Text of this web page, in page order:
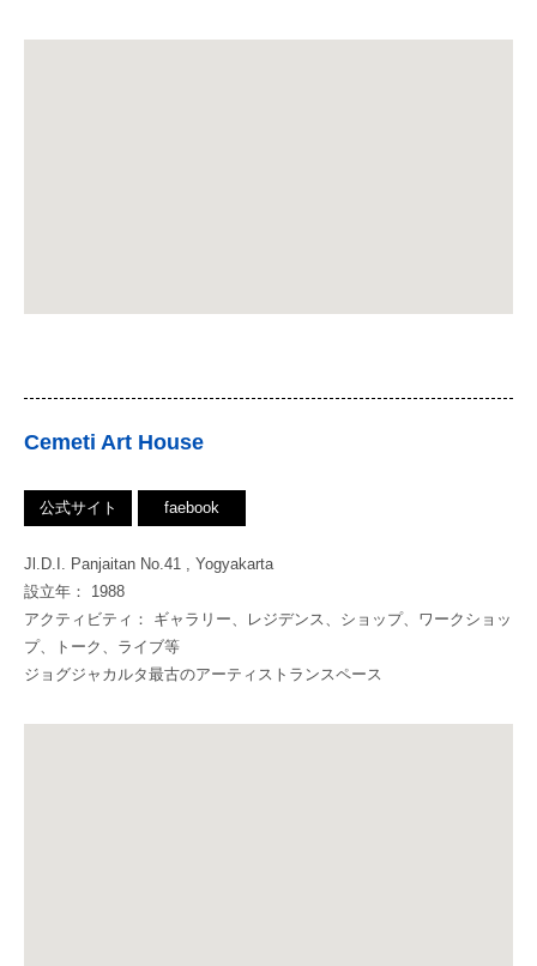
Cemeti Art House
公式サイト faebook
Jl.D.I. Panjaitan No.41 , Yogyakarta
設立年： 1988
アクティビティ： ギャラリー、レジデンス、ショップ、ワークショッ
プ、トーク、ライブ等
ジョグジャカルタ最古のアーティストランスペース